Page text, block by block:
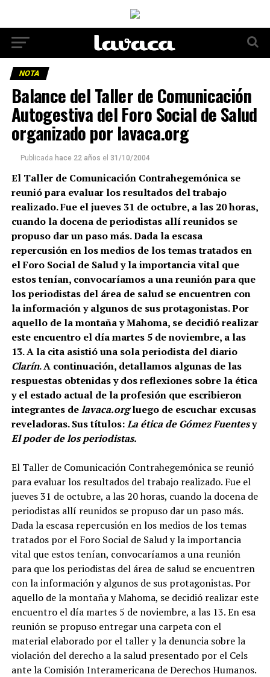
NOTA
Balance del Taller de Comunicación
Autogestiva del Foro Social de Salud
organizado por lavaca.org
Publicada hace 22 años el 31/10/2004
El Taller de Comunicación Contrahegemónica se
reunió para evaluar los resultados del trabajo
realizado. Fue el jueves 31 de octubre, a las 20 horas,
cuando la docena de periodistas allí reunidos se
propuso dar un paso más. Dada la escasa
repercusión en los medios de los temas tratados en
el Foro Social de Salud y la importancia vital que
estos tenían, convocaríamos a una reunión para que
los periodistas del área de salud se encuentren con
la información y algunos de sus protagonistas. Por
aquello de la montaña y Mahoma, se decidió realizar
este encuentro el día martes 5 de noviembre, a las
13. A la cita asistió una sola periodista del diario
Clarín. A continuación, detallamos algunas de las
respuestas obtenidas y dos reflexiones sobre la ética
y el estado actual de la profesión que escribieron
integrantes delavaca.orgluego de escuchar excusas
reveladoras. Sus títulos:La ética de Gómez Fuentesy
El poder de los periodistas.
El Taller de Comunicación Contrahegemónica se reunió
para evaluar los resultados del trabajo realizado. Fue el
jueves 31 de octubre, a las 20 horas, cuando la docena de
periodistas allí reunidos se propuso dar un paso más.
Dada la escasa repercusión en los medios de los temas
tratados por el Foro Social de Salud y la importancia
vital que estos tenían, convocaríamos a una reunión
para que los periodistas del área de salud se encuentren
con la información y algunos de sus protagonistas. Por
aquello de la montaña y Mahoma, se decidió realizar este
encuentro el día martes 5 de noviembre, a las 13. En esa
reunión se propuso entregar una carpeta con el
material elaborado por el taller y la denuncia sobre la
violación del derecho a la salud presentado por el Cels
ante la Comisión Interamericana de Derechos Humanos.